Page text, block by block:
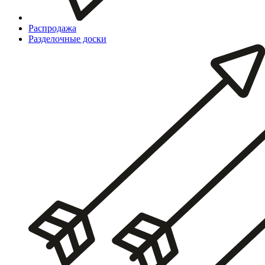
Распродажа
Разделочные доски